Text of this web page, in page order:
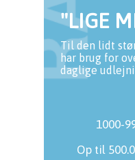
"LIGE
Til den lidt
har brug for
daglige
1000-
Op til